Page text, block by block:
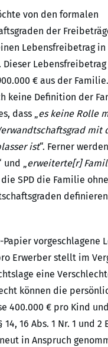
von den formalen
der
Lebensfreibetrag in
Dieser
€ aus der
keine Definition der
dass „es keine Rolle
mit
ist“. Ferner
und „erweiterte[r]
SPD die Familie
Papier vorgeschlagene
Erwerber stellt im
eine
können die
400.000 € pro Kind
16 Abs. 1 Nr. 1 und 2
in Anspruch